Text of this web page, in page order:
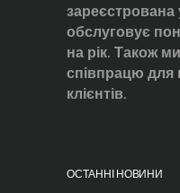
зареєстрована
обслуговує
на рік. Також
співпрацю для
клієнтів.
ОСТАННІ НОВИНИ